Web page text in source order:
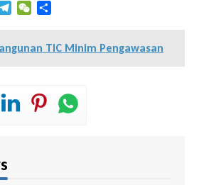
TelegramWeChat
TIC Minim Pengawasan